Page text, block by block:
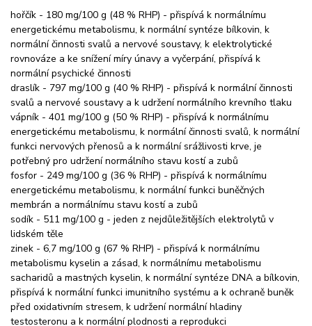
hořčík - 180 mg/100 g (48 % RHP) - přispívá k normálnímu
energetickému metabolismu, k normální syntéze bílkovin, k
normální činnosti svalů a nervové soustavy, k elektrolytické
rovnováze a ke snížení míry únavy a vyčerpání, přispívá k
normální psychické činnosti
draslík - 797 mg/100 g (40 % RHP) - přispívá k normální činnosti
svalů a nervové soustavy a k udržení normálního krevního tlaku
vápník - 401 mg/100 g (50 % RHP) - přispívá k normálnímu
energetickému metabolismu, k normální činnosti svalů, k normální
funkci nervových přenosů a k normální srážlivosti krve, je
potřebný pro udržení normálního stavu kostí a zubů
fosfor - 249 mg/100 g (36 % RHP) - přispívá k normálnímu
energetickému metabolismu, k normální funkci buněčných
membrán a normálnímu stavu kostí a zubů
sodík - 511 mg/100 g - jeden z nejdůležitějších elektrolytů v
lidském těle
zinek - 6,7 mg/100 g (67 % RHP) - přispívá k normálnímu
metabolismu kyselin a zásad, k normálnímu metabolismu
sacharidů a mastných kyselin, k normální syntéze DNA a bílkovin,
přispívá k normální funkci imunitního systému a k ochraně buněk
před oxidativním stresem, k udržení normální hladiny
testosteronu a k normální plodnosti a reprodukci